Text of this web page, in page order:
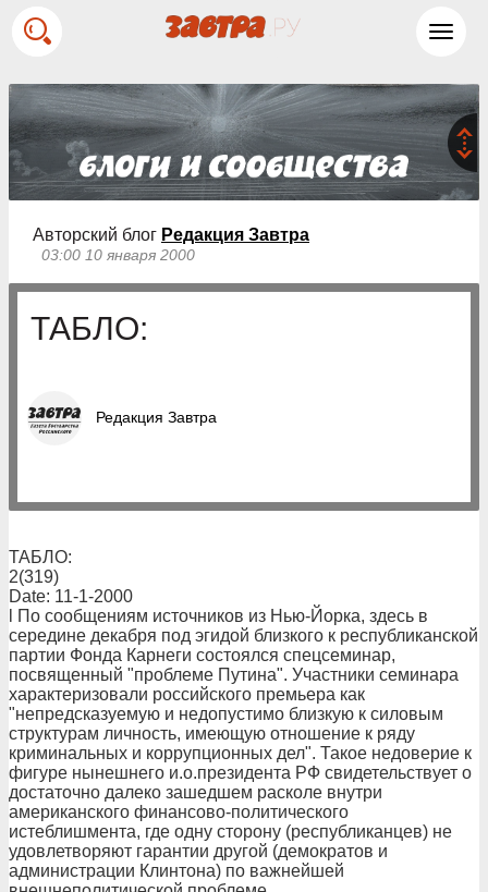
Авторский блог Редакция Завтра
03:00 10 января 2000
ТАБЛО:
Редакция Завтра
ТАБЛО:
2(319)
Date: 11-1-2000
l По сообщениям источников из Нью-Йорка, здесь в
середине декабря под эгидой близкого к республиканской
партии Фонда Карнеги состоялся спецсеминар,
посвященный "проблеме Путина". Участники семинара
характеризовали российского премьера как
"непредсказуемую и недопустимо близкую к силовым
структурам личность, имеющую отношение к ряду
криминальных и коррупционных дел". Такое недоверие к
фигуре нынешнего и.о.президента РФ свидетельствует о
достаточно далеко зашедшем расколе внутри
американского финансово-политического
истеблишмента, где одну сторону (республиканцев) не
удовлетворяют гарантии другой (демократов и
администрации Клинтона) по важнейшей